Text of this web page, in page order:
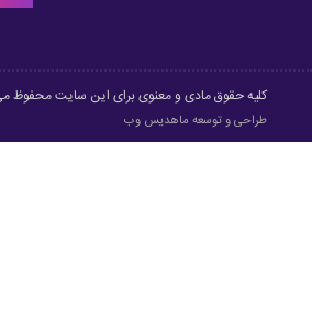
کلیه حقوق مادی و معنوی برای این سایت محفوظ
طراحی و توسعه ماهدیس وب